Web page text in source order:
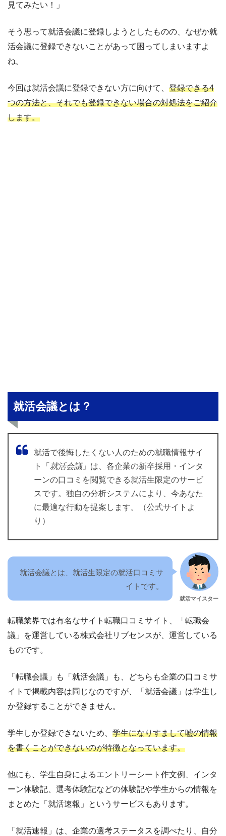
見てみたい！」
そう思って就活会議に登録しようとしたものの、なぜか就
活会議に登録できないことがあって困ってしまいますよ
ね。
今回は就活会議に登録できない方に向けて、 登録できる4
つの方法と、それでも登録できない場合の対処法をご紹介
します。
就活会議とは？
就活で後悔したくない人のための就職情報サイ
ト「 就活会議」は、各企業の新卒採用・ インタ
ーンの口コミを閲覧できる就活生限定のサービ
スです。独自の分析システムにより、今あなた
に最適な行動を提案します。（公式サイトよ
り）
就活マイスター
就活会議とは、就活生限定の就活口コミサ
イトです。
転職業界では有名なサイト転職口コミサイト、「転職会
議」を運営している株式会社リブセンスが、運営している
ものです。
「転職会議」も「就活会議」も、どちらも企業の口コミサ
イトで掲載内容は同じなのですが、「就活会議」は学生し
か登録することができません。
学生しか登録できないため、 学生になりすまして嘘の情報
を書くことができないのが特徴となっています。
他にも、学生自身によるエントリーシート作文例、インタ
ーン体験記、選考体験記などの体験記や学生からの情報を
まとめた「就活速報」というサービスもあります。
「就活速報」は、企業の選考ステータスを調べたり、自分